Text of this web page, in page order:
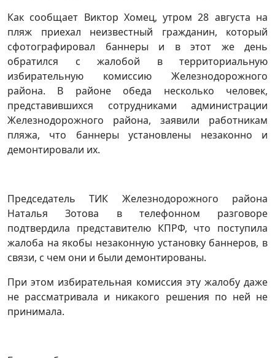
Как сообщает Виктор Хомец, утром 28 августа на
пляж приехал неизвестный гражданин, который
сфотографировал баннеры и в этот же день
обратился с жалобой в территориальную
избирательную комиссию Железнодорожного
района. В районе обеда несколько человек,
представившихся сотрудниками администрации
Железнодорожного района, заявили работникам
пляжа, что баннеры установлены незаконно и
демонтировали их.
Председатель ТИК Железнодорожного района
Наталья Зотова в телефонном разговоре
подтвердила представителю КПРФ, что поступила
жалоба на якобы незаконную установку баннеров, в
связи, с чем они и были демонтированы.
При этом избирательная комиссия эту жалобу даже
не рассматривала и никакого решения по ней не
принимала.